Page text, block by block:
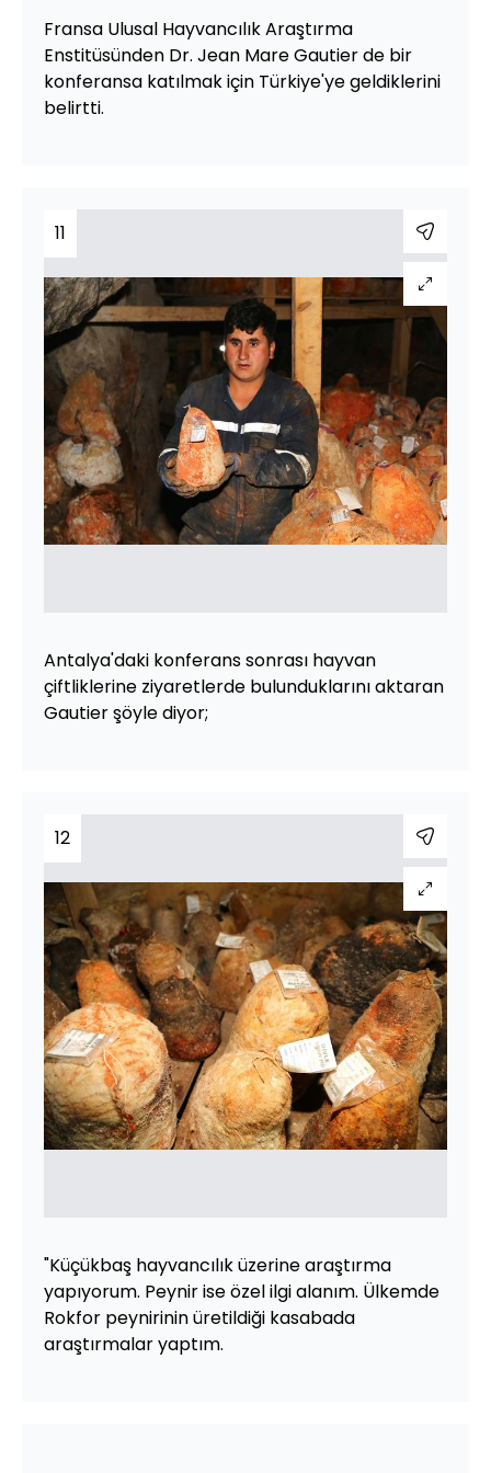
Fransa Ulusal Hayvancılık Araştırma
Enstitüsünden Dr. Jean Mare Gautier de bir
konferansa katılmak için Türkiye'ye geldiklerini
belirtti.
11
Antalya'daki konferans sonrası hayvan
çiftliklerine ziyaretlerde bulunduklarını aktaran
Gautier şöyle diyor;
12
"Küçükbaş hayvancılık üzerine araştırma
yapıyorum. Peynir ise özel ilgi alanım. Ülkemde
Rokfor peynirinin üretildiği kasabada
araştırmalar yaptım.